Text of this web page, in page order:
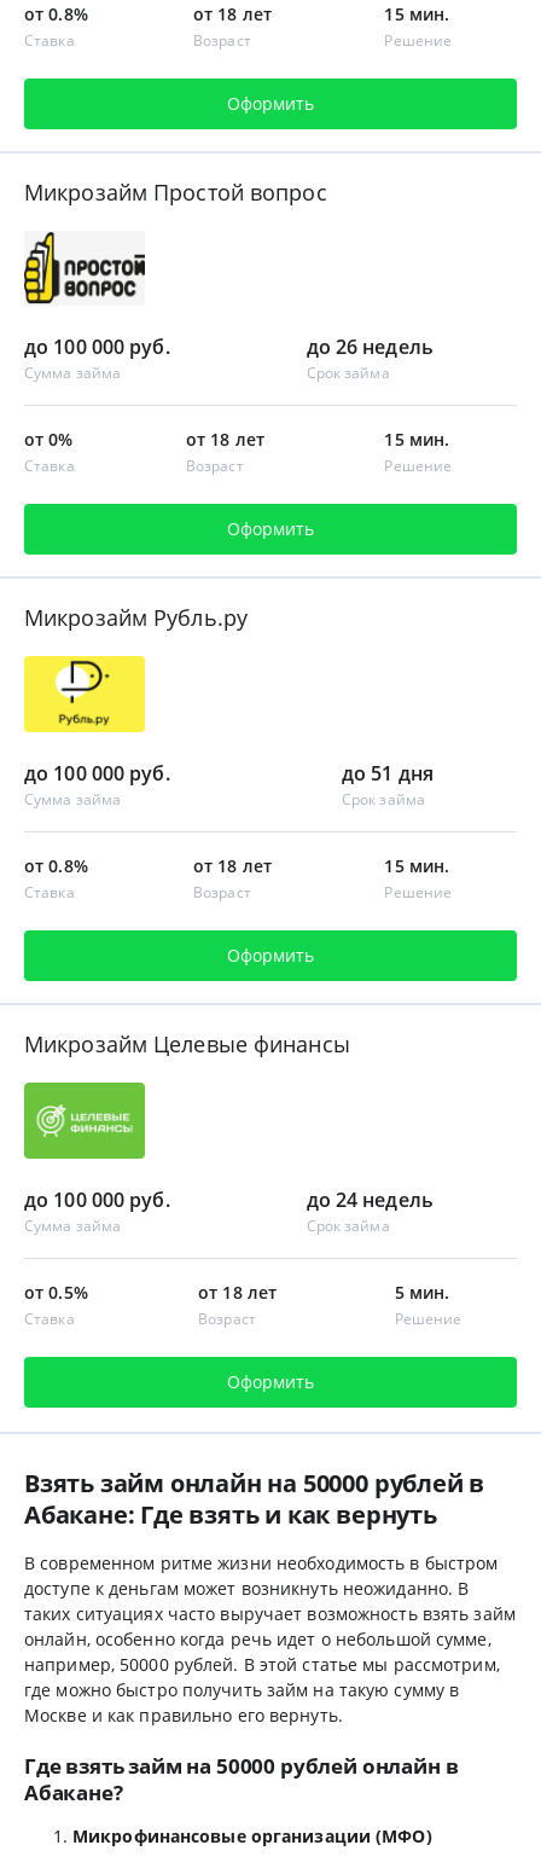
от 0.8%
Ставка
от 18 лет
Возраст
15 мин.
Решение
Оформить
Микрозайм Простой вопрос
до 100 000 руб.
Сумма займа
до 26 недель
Срок займа
от 0%
Ставка
от 18 лет
Возраст
15 мин.
Решение
Оформить
Микрозайм Рубль.ру
до 100 000 руб.
Сумма займа
до 51 дня
Срок займа
от 0.8%
Ставка
от 18 лет
Возраст
15 мин.
Решение
Оформить
Микрозайм Целевые финансы
до 100 000 руб.
Сумма займа
до 24 недель
Срок займа
от 0.5%
Ставка
от 18 лет
Возраст
5 мин.
Решение
Оформить
Взять займ онлайн на 50000 рублей в
Абакане: Где взять и как вернуть
В современном ритме жизни необходимость в быстром
доступе к деньгам может возникнуть неожиданно. В
таких ситуациях часто выручает возможность взять займ
онлайн, особенно когда речь идет о небольшой сумме,
например, 50000 рублей. В этой статье мы рассмотрим,
где можно быстро получить займ на такую сумму в
Москве и как правильно его вернуть.
Где взять займ на 50000 рублей онлайн в
Абакане?
Микрофинансовые организации (МФО)